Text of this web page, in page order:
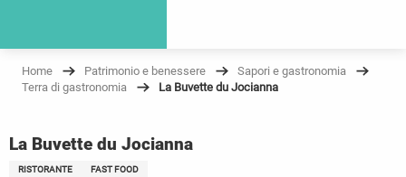
Home Patrimonio e benessere
Sapori e gastronomia
Terra di gastronomia
La Buvette du Jocianna
La Buvette du Jocianna
RISTORANTE FAST FOOD